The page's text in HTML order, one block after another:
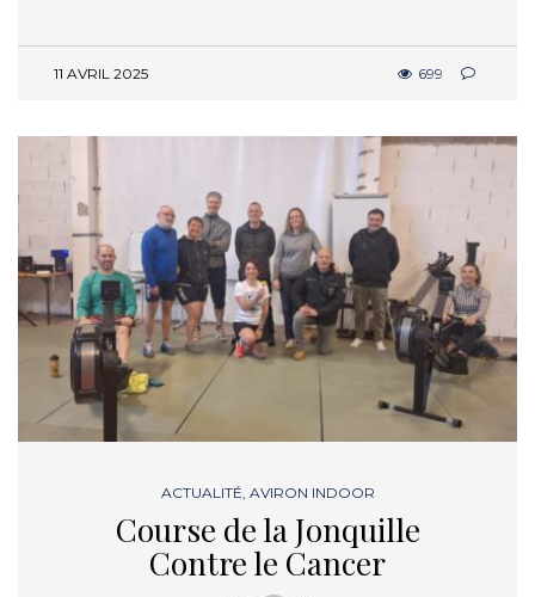
11 AVRIL 2025 699
ACTUALITÉ, AVIRON INDOOR
Course de la Jonquille
Contre le Cancer